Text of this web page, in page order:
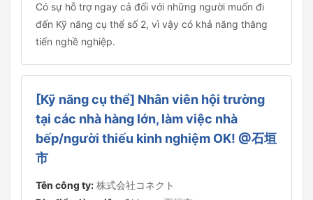
Có sự hỗ trợ ngay cả đối với những người muốn đi
đến Kỹ năng cụ thể số 2, vì vậy có khả năng thăng
tiến nghề nghiệp.
[Kỹ năng cụ thể] Nhân viên hội trường
tại các nhà hàng lớn, làm việc nhà
bếp/người thiếu kinh nghiệm OK! @石垣
市
Tên công ty: 株式会社コネクト